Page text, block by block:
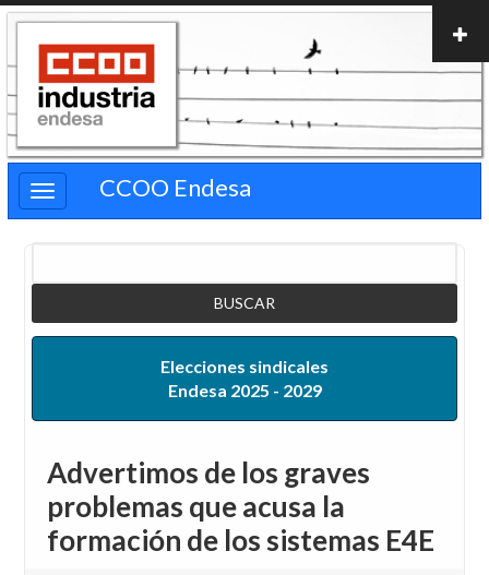
Pasar
contenido
principal
CCOO Endesa
Elecciones sindicales
Endesa 2025 - 2029
Advertimos de los graves
problemas que acusa la
formación de los sistemas E4E